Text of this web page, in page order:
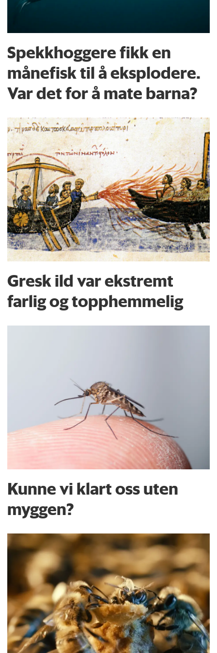
Spekkhoggere fikk en
månefisk til å eksplodere.
Var det for å mate barna?
Gresk ild var ekstremt
farlig og topphemmelig
Kunne vi klart oss uten
myggen?